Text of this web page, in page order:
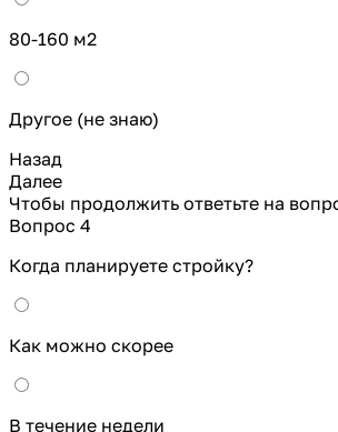
80-160 м2
Другое (не знаю)
Назад
Далее
Чтобы продолжить ответьте на
Вопрос 4
Когда планируете стройку?
Как можно скорее
В течение недели